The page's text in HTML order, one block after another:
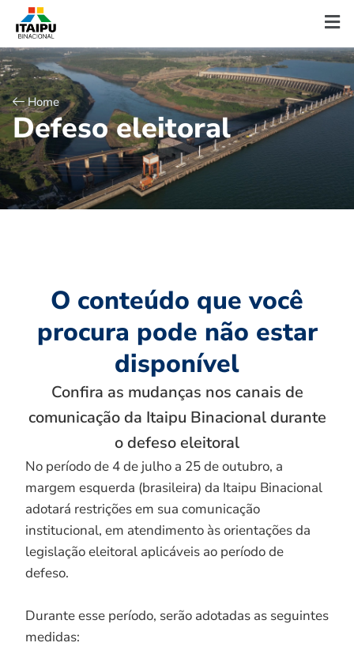
Home
Defeso eleitoral
O conteúdo que você
procura pode não estar
disponível
Confira as mudanças nos canais de
comunicação da Itaipu Binacional durante
o defeso eleitoral
No período de 4 de julho a 25 de outubro, a
margem esquerda (brasileira) da Itaipu Binacional
adotará restrições em sua comunicação
institucional, em atendimento às orientações da
legislação eleitoral aplicáveis ao período de
defeso.
Durante esse período, serão adotadas as seguintes
medidas: